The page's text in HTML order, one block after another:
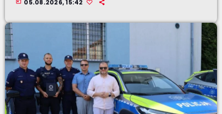
today 05.08.2026, 15:42